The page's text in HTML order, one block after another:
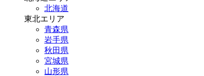
北海道
東北エリア
青森県
岩手県
秋田県
宮城県
山形県